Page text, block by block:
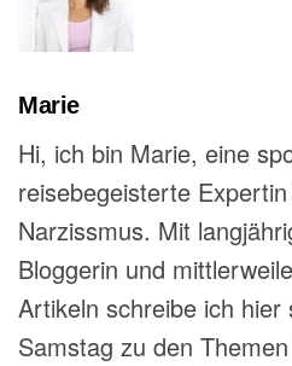
Marie
Hi, ich bin Marie, eine
reisebegeisterte
Narzissmus. Mit
Bloggerin und
Artikeln schreibe ich hier
Samstag zu den